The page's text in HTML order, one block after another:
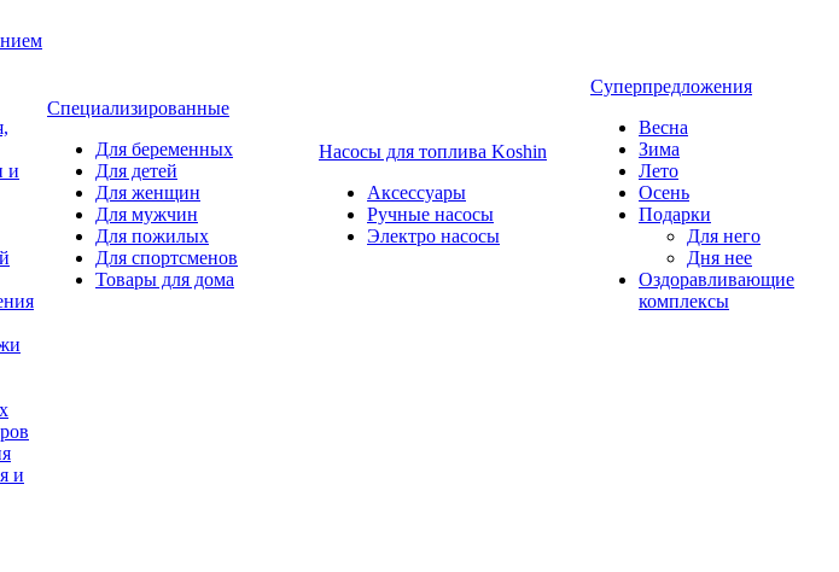
и
и
Специализированные
Для беременных
Для детей
Для женщин
Для мужчин
Для пожилых
Для спортсменов
Товары для дома
Насосы для топлива Koshin
Аксессуары
Ручные насосы
Электро насосы
Суперпредложения
Весна
Зима
Лето
Осень
Подарки
Для него
Дня нее
Оздоравливающие
комплексы